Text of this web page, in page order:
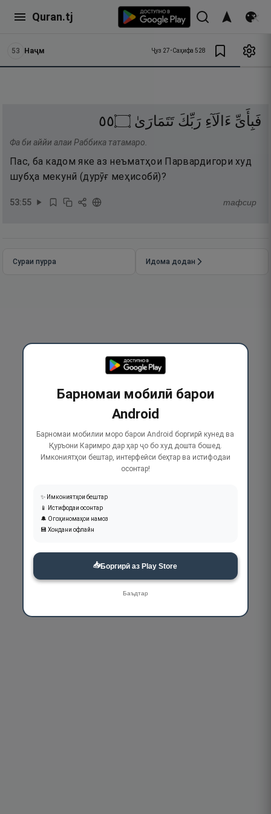
Quran.tj
53 Наҷм Ҷуз 27•Саҳифа 528
فَبِأَىِّ ءَالَآءِ رَبِّكَ تَتَمَارَىٰ ۝٥٥
Фа би аййи алаи Раббика татамаро.
Пас, ба кадом яке аз неъматҳои Парвардигори худ
шубҳа мекунӣ (дурӯғ меҳисобӣ)?
53:55 тафсир
Сураи пурра Идома додан
Барномаи мобилӣ барои
Android
Барномаи мобилии моро барои Android боргирӣ кунед ва
Қуръони Каримро дар ҳар ҷо бо худ дошта бошед.
Имкониятҳои бештар, интерфейси беҳтар ва истифодаи
осонтар!
✨ Имкониятҳои бештар
📱 Истифодаи осонтар
🔔 Огоҳиномаҳои намоз
💾 Хондани офлайн
📥Боргирӣ аз Play Store
Баъдтар